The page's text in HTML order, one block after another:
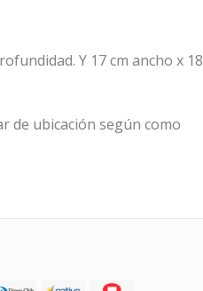
Y 17 cm ancho x 18
de ubicación según como